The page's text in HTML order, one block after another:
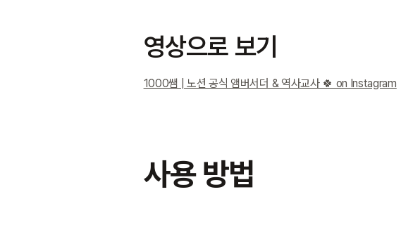
영상으로 보기
1000쌤 | 노션 공식 앰버서더 & 역사교사 🍀 on Instagram
사용 방법